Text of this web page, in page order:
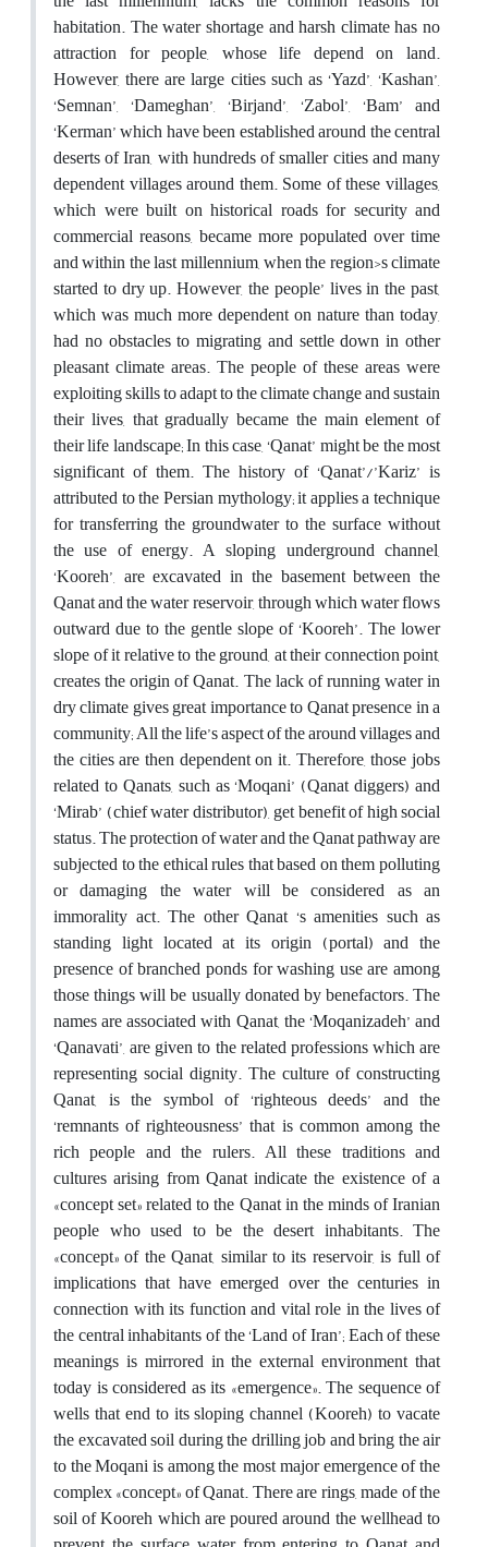
habitation. The water shortage and harsh climate has no
attraction for people, whose life depend on land.
However, there are large cities such as ‘Yazd’, ‘Kashan’,
‘Semnan’, ‘Dameghan’, ‘Birjand’, ‘Zabol’, ‘Bam’ and
‘Kerman’ which have been established around the central
deserts of Iran, with hundreds of smaller cities and many
dependent villages around them. Some of these villages,
which were built on historical roads for security and
commercial reasons, became more populated over time
and within the last millennium, when the region›s climate
started to dry up. However, the people’ lives in the past,
which was much more dependent on nature than today,
had no obstacles to migrating and settle down in other
pleasant climate areas. The people of these areas were
exploiting skills to adapt to the climate change and sustain
their lives, that gradually became the main element of
their life landscape; In this case, ‘Qanat’ might be the most
significant of them. The history of ‘Qanat’/’Kariz’ is
attributed to the Persian mythology; it applies a technique
for transferring the groundwater to the surface without
the use of energy. A sloping underground channel,
‘Kooreh’, are excavated in the basement between the
Qanat and the water reservoir, through which water flows
outward due to the gentle slope of ‘Kooreh’. The lower
slope of it relative to the ground, at their connection point,
creates the origin of Qanat. The lack of running water in
dry climate gives great importance to Qanat presence in a
community; All the life’s aspect of the around villages and
the cities are then dependent on it. Therefore, those jobs
related to Qanats, such as ‘Moqani’ (Qanat diggers) and
‘Mirab’ (chief water distributor), get benefit of high social
status. The protection of water and the Qanat pathway are
subjected to the ethical rules that based on them polluting
or damaging the water will be considered as an
immorality act. The other Qanat ‘s amenities such as
standing light located at its origin (portal) and the
presence of branched ponds for washing use are among
those things will be usually donated by benefactors. The
names are associated with Qanat, the ‘Moqanizadeh’ and
‘Qanavati’, are given to the related professions which are
representing social dignity. The culture of constructing
Qanat, is the symbol of ‘righteous deeds’ and the
‘remnants of righteousness’ that is common among the
rich people and the rulers. All these traditions and
cultures arising from Qanat indicate the existence of a
«concept set» related to the Qanat in the minds of Iranian
people who used to be the desert inhabitants. The
«concept» of the Qanat, similar to its reservoir, is full of
implications that have emerged over the centuries in
connection with its function and vital role in the lives of
the central inhabitants of the ‘Land of Iran’; Each of these
meanings is mirrored in the external environment that
today is considered as its «emergence». The sequence of
wells that end to its sloping channel (Kooreh) to vacate
the excavated soil during the drilling job and bring the air
to the Moqani is among the most major emergence of the
complex «concept» of Qanat. There are rings, made of the
soil of Kooreh which are poured around the wellhead to